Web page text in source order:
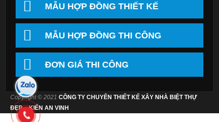
MẪU HỢP ĐỒNG THIẾT KẾ
MẪU HỢP ĐỒNG THI CÔNG
ĐƠN GIÁ THI CÔNG
Copyright © 2021CÔNG TY CHUYÊN THIẾT KẾ XÂY NHÀ BIỆT THỰ
ĐẸP – KIẾN AN VINH